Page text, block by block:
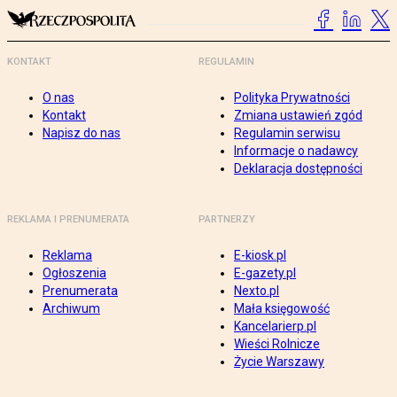
KONTAKT
O nas
Kontakt
Napisz do nas
REGULAMIN
Polityka Prywatności
Zmiana ustawień zgód
Regulamin serwisu
Informacje o nadawcy
Deklaracja dostępności
REKLAMA I PRENUMERATA
Reklama
Ogłoszenia
Prenumerata
Archiwum
PARTNERZY
E-kiosk.pl
E-gazety.pl
Nexto.pl
Mała księgowość
Kancelarierp.pl
Wieści Rolnicze
Życie Warszawy